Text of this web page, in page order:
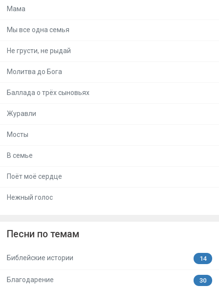
Мама
Мы все одна семья
Не грусти, не рыдай
Молитва до Бога
Баллада о трёх сыновьях
Журавли
Мосты
В семье
Поёт моё сердце
Нежный голос
Песни по темам
Библейские истории 14
Благодарение 30